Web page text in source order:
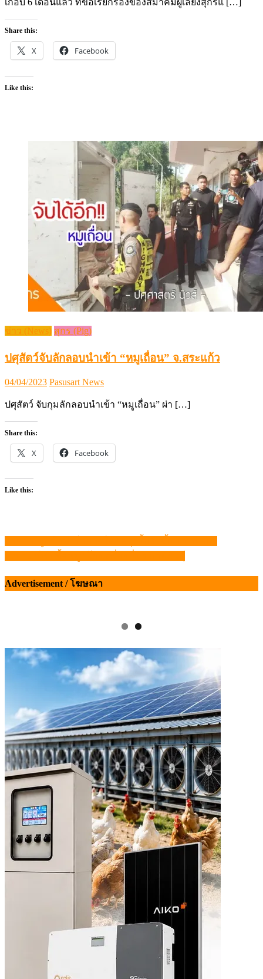
เกือบ 6 เดือนแล้ว ที่ข้อเรียกร้องของสมาคมผู้เลี้ยงสุกรแ […]
Share this:
X Facebook
Like this:
ข่าว (News) สุกร (Pig)
ปศุสัตว์จับลักลอบนำเข้า “หมูเถื่อน” จ.สระแก้ว
Posted
04/04/2023 Author
Pasusart News
ปศุสัตว์ จับกุมลักลอบนำเข้า “หมูเถื่อน” ผ่า […]
Share this:
X Facebook
Like this:
แนะแนว
Advertisement / โฆษณา